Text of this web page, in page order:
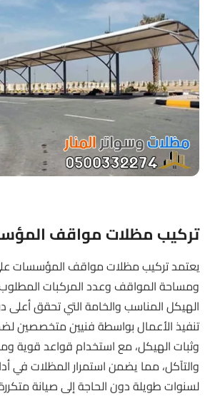
تركيب مظلات مواقف
يعتمد تركيب مظلات مواقف المؤسسات
ومساحة المواقف وعدد المركبات المطلوب
الهيكل المناسب والخامة التي تحقق أعلى
تنفيذ الأعمال بواسطة فنيين متخصصين
وثبات الهيكل، مع استخدام قواعد قوية
والتآكل، مما يضمن استمرار المظلات في
لسنوات طويلة دون الحاجة إلى صيانة